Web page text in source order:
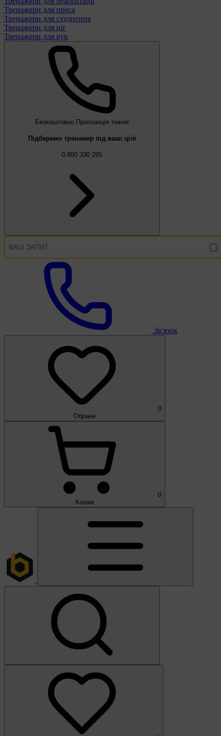
Тренажери для преса
Тренажери для схуднення
Тренажери для ніг
Тренажери для рук
Безкоштовно Пропозиція тижня
Підберемо тренажер під ваші цілі
0 800 330 295
Зв'язок
0
Обране
0
Кошик